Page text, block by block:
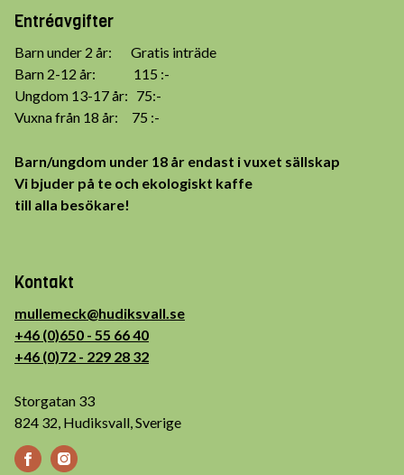
Entréavgifter
Barn under 2 år: Gratis inträde
Barn 2-12 år: 115 :-
Ungdom 13-17 år: 75:-
Vuxna från 18 år: 75 :-
Barn/ungdom under 18 år endast i vuxet sällskap
Vi bjuder på te och ekologiskt kaffe
till alla besökare!
Kontakt
mullemeck@hudiksvall.se
+46 (0)650 - 55 66 40
+46 (0)72 - 229 28 32
Storgatan 33
824 32, Hudiksvall, Sverige